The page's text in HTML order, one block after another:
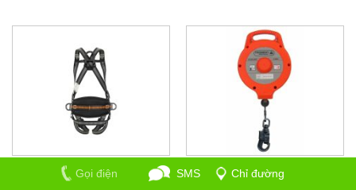
Dây Đai Toàn Thân Eolien
Cuộn dây tự hãm AN12015T
Gọi điện SMS Chỉ đường